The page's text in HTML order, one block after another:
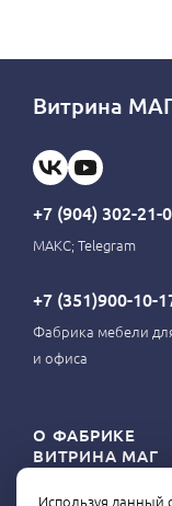
Витрина
+7 (904) 302-21-
МАКС; Telegram
+7 (351)900-10-
Фабрика мебели
и офиса
О ФАБРИКЕ
ВИТРИНА МАГ
Используя данный